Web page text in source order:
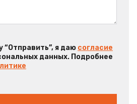
“Отправить”, я даю согласие
данных. Подробнее